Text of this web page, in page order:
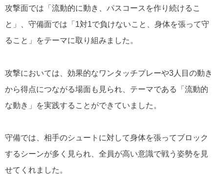
攻撃面では「流動的に動き、パスコースを作り続けるこ
と」、守備面では「1対1で負けないこと、身体を張って守
ること」をテーマに取り組みました。
攻撃においては、効果的なワンタッチプレーや3人目の動き
から得点につながる場面も見られ、テーマである「流動的
な動き」を実践することができていました。
守備では、相手のシュートに対して身体を張ってブロック
するシーンが多く見られ、全員が高い意識で戦う姿勢を見
せてくれました。